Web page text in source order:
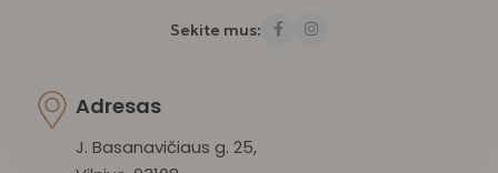
Sekite mus:
Adresas
J. Basanavičiaus g. 25,